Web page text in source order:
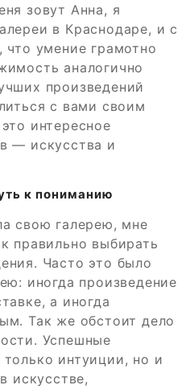
зовут Анна, я
в Краснодаре, и с
что умение грамотно
аналогично
произведений
с вами своим
интересное
— искусства и
к пониманию
свою галерею, мне
правильно выбирать
Часто это было
иногда произведение
а иногда
Так же обстоит дело
Успешные
интуиции, но и
искусстве,